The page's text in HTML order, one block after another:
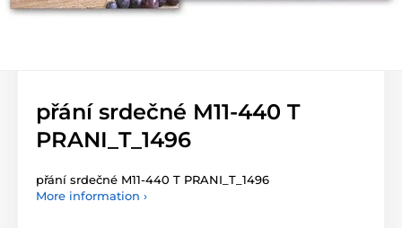
přání srdečné M11-440 T
PRANI_T_1496
přání srdečné M11-440 T PRANI_T_1496
More information ›